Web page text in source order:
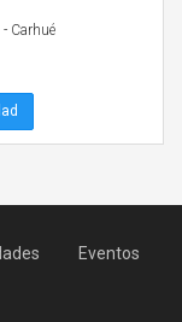
Carhué
Eventos